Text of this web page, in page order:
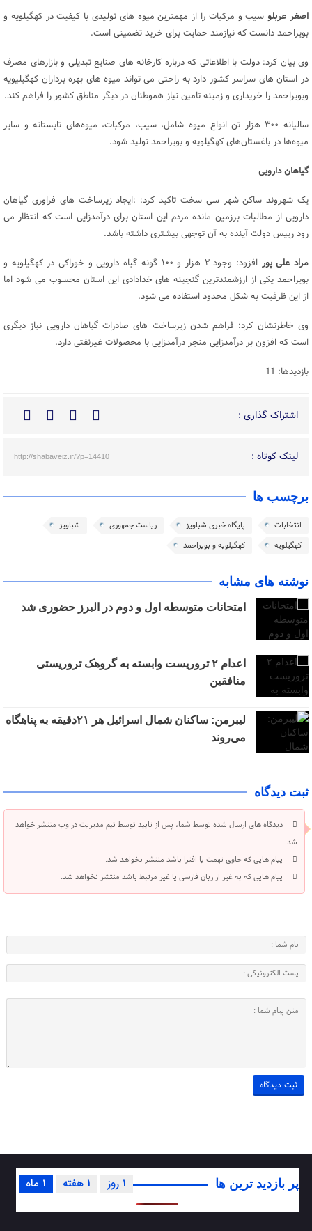
اصغر عربلوسیب و مرکبات را از مهمترین میوه های تولیدی با کیفیت در کهگیلویه و
بویراحمد دانست که نیازمند حمایت برای خرید تضمینی است.
وی بیان کرد: دولت با اطلاعاتی که درباره کارخانه های صنایع تبدیلی و بازارهای مصرف
در استان های سراسر کشور دارد به راحتی می تواند میوه های بهره برداران کهگیلیویه
وبویراحمد را خریداری و زمینه تامین نیاز هموطنان در دیگر مناطق کشور را فراهم کند.
سالیانه ۳۰۰ هزار تن انواع میوه شامل، سیب، مرکبات، میوه‌های تابستانه و سایر
میوه‌ها در باغستان‌های کهگیلویه و بویراحمد تولید شود.
گیاهان دارویی
یک شهروند ساکن شهر سی سخت تاکید کرد: :ایجاد زیرساخت های فراوری گیاهان
دارویی از مطالبات برزمین مانده مردم این استان برای درآمدزایی است که انتظار می
رود رییس دولت آینده به آن توجهی بیشتری داشته باشد.
مراد علی پور
افزود: وجود ۲ هزار و ۱۰۰ گونه گیاه دارویی و خوراکی در کهگیلویه و
بویراحمد یکی از ارزشمندترین گنجینه های خدادادی این استان محسوب می شود اما
از این ظرفیت به شکل محدود استفاده می شود.
وی خاطرنشان کرد: فراهم شدن زیرساخت های صادرات گیاهان دارویی نیاز دیگری
است که افزون بر درآمدزایی منجر درآمدزایی با محصولات غیرنفتی دارد.
بازدیدها: 11
اشتراک گذاری :
لینک کوتاه : http://shabaveiz.ir/?p=14410
برچسب ها
انتخابات پایگاه خبری شباویز ریاست جمهوری
شباویز
کهگیلویه
کهگیلویه و بویراحمد
نوشته های مشابه
امتحانات متوسطه اول و دوم در البرز حضوری شد
اعدام ۲ تروریست وابسته به گروهک تروریستی
منافقین
لیبرمن: ساکنان شمال اسرائیل هر ۲۱دقیقه به پناهگاه
می‌روند
ثبت دیدگاه
دیدگاه های ارسال شده توسط شما، پس از تایید توسط تیم مدیریت در وب منتشر خواهد
شد.
پیام هایی که حاوی تهمت یا افترا باشد منتشر نخواهد شد.
پیام هایی که به غیر از زبان فارسی یا غیر مرتبط باشد منتشر نخواهد شد.
پر بازدید ترین ها 1 ماه 1 هفته 1 روز